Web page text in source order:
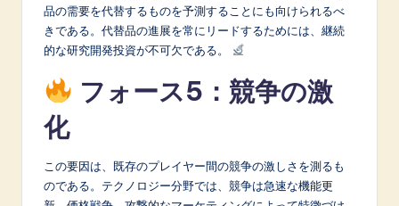
品の需要を代替するものを予測することにも向けられるべ
きである。代替品の進展を常にリードするためには、継続
的な研究開発投資が不可欠である。
フォース5：競争の激
化
この要因は、既存のプレイヤー間の競争の激しさを測るも
のである。テクノロジー分野では、競争は急速な機能更